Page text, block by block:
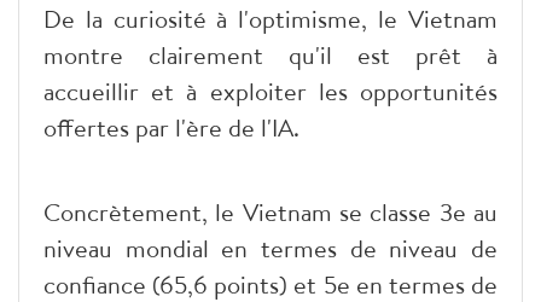
De la curiosité à l'optimisme, le Vietnam
montre clairement qu'il est prêt à
accueillir et à exploiter les opportunités
offertes par l'ère de l'IA.
Concrètement, le Vietnam se classe 3e au
niveau mondial en termes de niveau de
confiance (65,6 points) et 5e en termes de